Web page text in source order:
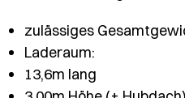
zulässiges
Laderaum:
13,6m lang